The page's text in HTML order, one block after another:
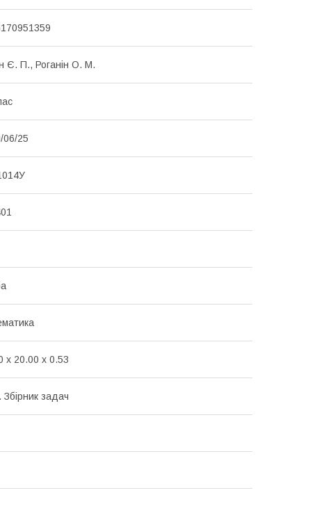
Є. П., Роганін О. М.
06/25
x 20.00 x 0.53
задач